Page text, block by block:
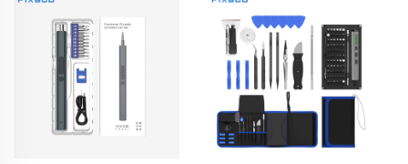
smartphone e laptop